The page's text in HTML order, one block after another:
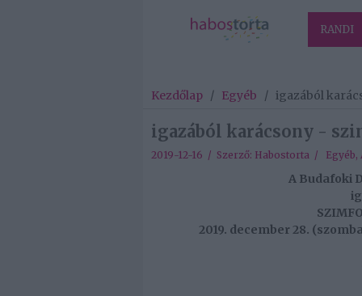
RANDI
Kezdőlap / Egyéb / igazából
igazából karácsony -
2019-12-16 / Szerző: Habostorta / Egyéb,
A Budafoki
2019. december 28.